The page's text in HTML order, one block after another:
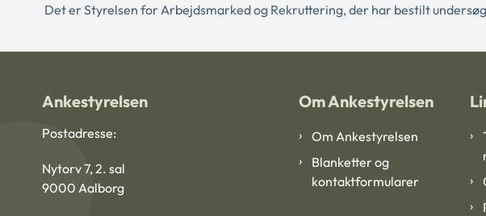
Det er Styrelsen for Arbejdsmarked og Rekruttering, der har bestilt
Ankestyrelsen
Postadresse:
Nytorv 7, 2. sal
9000 Aalborg
Om Ankestyrelsen
Om Ankestyrelsen
Blanketter og
kontaktformularer